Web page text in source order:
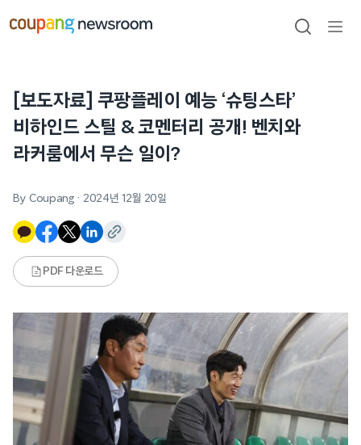
건너뛰기
검색
[보도자료] 쿠팡플레이 예능 ‘슈팅스타’
비하인드 스틸 & 코멘터리 공개! 벤치와
라커룸에서 무슨 일이?
By Coupang · 2024년 12월 20일
PDF 다운로드